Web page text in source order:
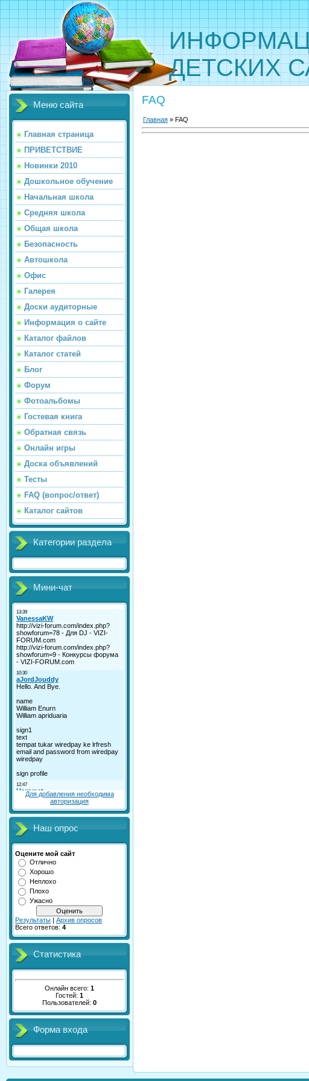
ДЕТСКИХ
Меню сайта
Главная страница
ПРИВЕТСТВИЕ
Новинки 2010
Дошкольное обучение
Начальная школа
Средняя школа
Общая школа
Безопасность
Автошкола
Офис
Галерея
Доски аудиторные
Информация о сайте
Каталог файлов
Каталог статей
Блог
Форум
Фотоальбомы
Гостевая книга
Обратная связь
Онлайн игры
Доска объявлений
Тесты
FAQ (вопрос/ответ)
Каталог сайтов
Категории раздела
Мини-чат
Для добавления необходима
авторизация
Наш опрос
Оцените мой сайт
Отлично
Хорошо
Неплохо
Плохо
Ужасно
Результаты | Архив опросов
Всего ответов: 4
Статистика
Онлайн всего: 1
Гостей: 1
Пользователей: 0
Форма входа
FAQ
Главная » FAQ